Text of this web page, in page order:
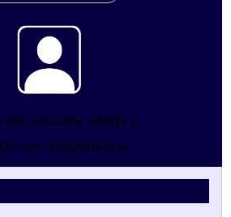
de securite ssiap 1
ans d'expérience